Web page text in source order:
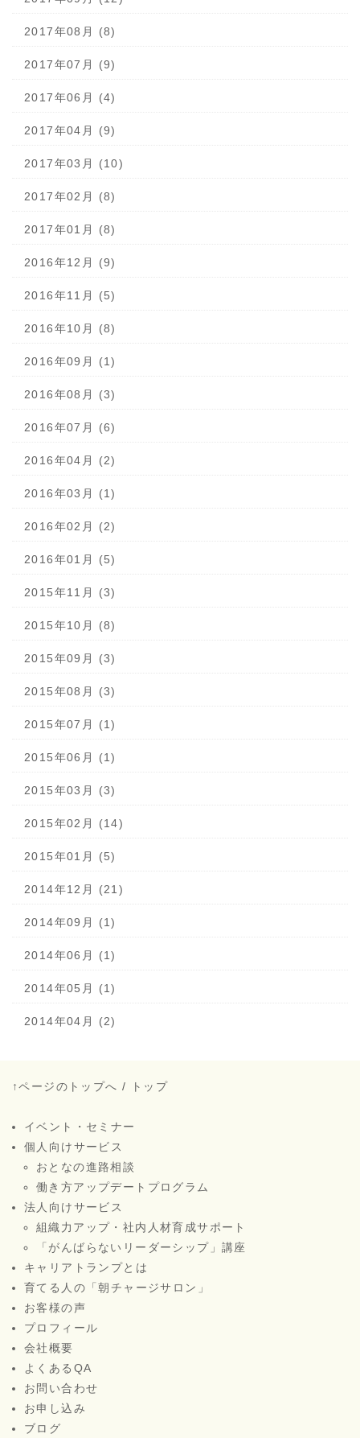
2017年08月 (8)
2017年07月 (9)
2017年06月 (4)
2017年04月 (9)
2017年03月 (10)
2017年02月 (8)
2017年01月 (8)
2016年12月 (9)
2016年11月 (5)
2016年10月 (8)
2016年09月 (1)
2016年08月 (3)
2016年07月 (6)
2016年04月 (2)
2016年03月 (1)
2016年02月 (2)
2016年01月 (5)
2015年11月 (3)
2015年10月 (8)
2015年09月 (3)
2015年08月 (3)
2015年07月 (1)
2015年06月 (1)
2015年03月 (3)
2015年02月 (14)
2015年01月 (5)
2014年12月 (21)
2014年09月 (1)
2014年06月 (1)
2014年05月 (1)
2014年04月 (2)
↑ページのトップへ / トップ
イベント・セミナー
個人向けサービス
おとなの進路相談
働き方アップデートプログラム
法人向けサービス
組織力アップ・社内人材育成サポート
「がんばらないリーダーシップ」講座
キャリアトランプとは
育てる人の「朝チャージサロン」
お客様の声
プロフィール
会社概要
よくあるQA
お問い合わせ
お申し込み
ブログ